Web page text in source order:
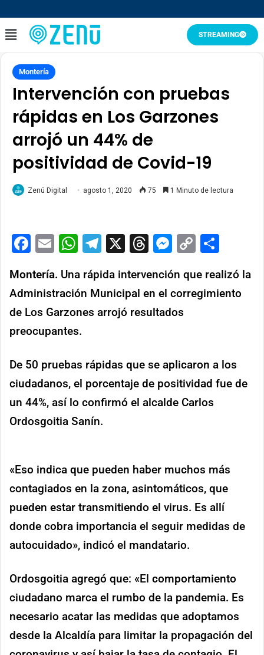
STREAMING
Montería
Intervención con pruebas
rápidas en Los Garzones
arrojó un 44% de
positividad de Covid-19
Zenú Digital agosto 1, 2020 75 1 Minuto de lectura
Facebook
EmailWhatsApp
Telegram
X ThreadsCopy
Montería. Una rápida intervención que realizó la
Administración Municipal en el corregimiento
de Los Garzones arrojó resultados
preocupantes.
De 50 pruebas rápidas que se aplicaron a los
ciudadanos, el porcentaje de positividad fue de
un 44%, así lo confirmó el alcalde Carlos
Ordosgoitia Sanín.
«Eso indica que pueden haber muchos más
contagiados en la zona, asintomáticos, que
pueden estar transmitiendo el virus. Es allí
donde cobra importancia el seguir medidas de
autocuidado», indicó el mandatario.
Ordosgoitia agregó que: «El comportamiento
ciudadano marca el rumbo de la pandemia. Es
necesario acatar las medidas que adoptamos
desde la Alcaldía para limitar la propagación del